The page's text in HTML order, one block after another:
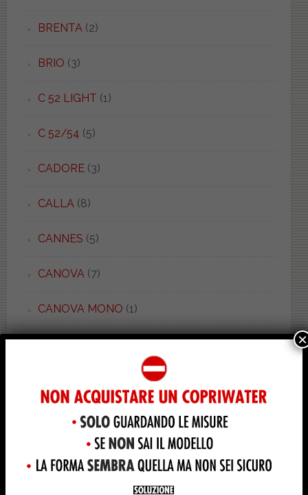
BRENTA (2)
BRIO (3)
C 52 LIGHT (1)
C 52/54 (5)
CADORE(3)
CALLA (8)
CANNES (5)
CANOVA (7)
CANOVA MONO (1)
CANOVA ROYAL(2)
CAPELLA(1)
(3)
×